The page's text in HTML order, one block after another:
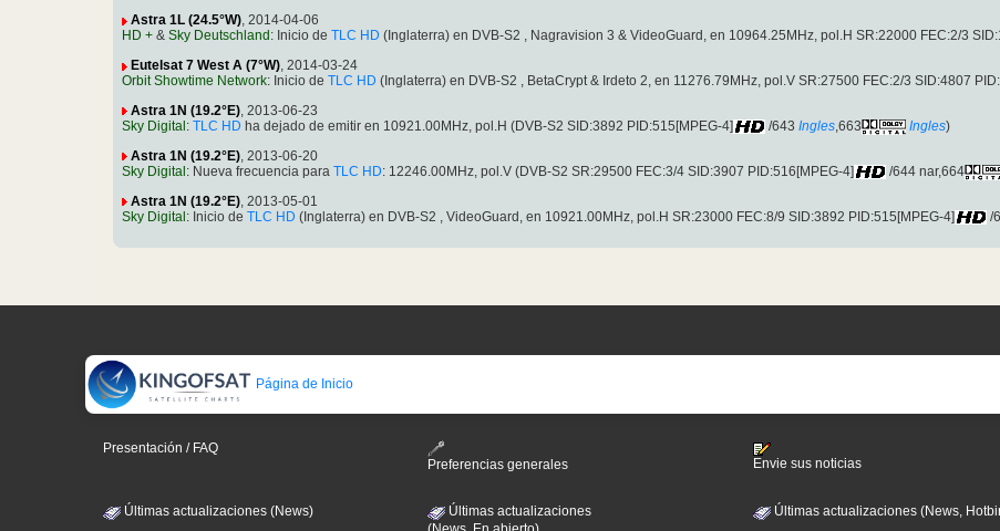
Astra 1L (24.5°W), 2014-04-06
HD + & Sky Deutschland : Inicio de TLC HD (Inglaterra) en DVB-S2 , Nagravision 3 & VideoGuard, en 10964.25MHz, pol.H SR:22000 FEC:2/3
Eutelsat 7 West A (7°W), 2014-03-24
Orbit Showtime Network: Inicio de TLC HD (Inglaterra) en DVB-S2 , BetaCrypt & Irdeto 2, en 11276.79MHz, pol.V SR:27500 FEC:2/3 SID:4807
Astra 1N (19.2°E), 2013-06-23
Sky Digital : TLC HD ha dejado de emitir en 10921.00MHz, pol.H (DVB-S2 SID:3892 PID:515[MPEG-4] /643 Ingles,663 Ingles)
Astra 1N (19.2°E), 2013-06-20
Sky Digital: Nueva frecuencia para TLC HD: 12246.00MHz, pol.V (DVB-S2 SR:29500 FEC:3/4 SID:3907 PID:516[MPEG-4] /644 nar,664
Astra 1N (19.2°E) , 2013-05-01
Sky Digital: Inicio de TLC HD (Inglaterra) en DVB-S2 , VideoGuard, en 10921.00MHz, pol.H SR:23000 FEC:8/9 SID:3892 PID:515[MPEG-4] /
Página de Inicio
Presentación / FAQ
Preferencias generales
Envie sus noticias
Últimas actualizaciones (News)
Últimas actualizaciones
Últimas actualizaciones (News,